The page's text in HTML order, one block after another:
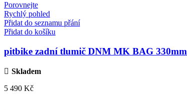
Porovnejte
Rychlý pohled
Přidat do seznamu přání
Přidat do košíku
pitbike zadní tlumič DNM MK BAG 330mm
Skladem
5 490 Kč